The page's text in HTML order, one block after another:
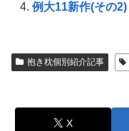
例大11新作(その2)
抱き枕個別紹介記事
X